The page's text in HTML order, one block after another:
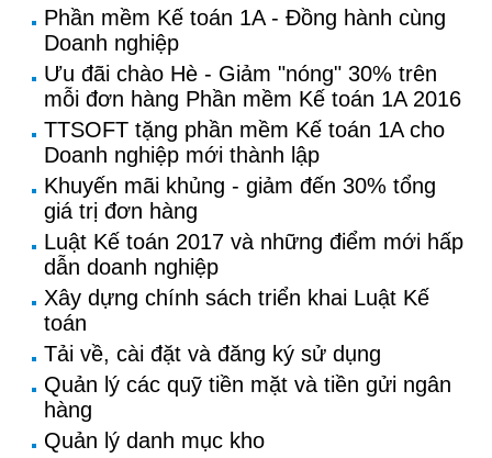
Phần mềm Kế toán 1A - Đồng hành cùng
Doanh nghiệp
Ưu đãi chào Hè - Giảm "nóng" 30% trên
mỗi đơn hàng Phần mềm Kế toán 1A 2016
TTSOFT tặng phần mềm Kế toán 1A cho
Doanh nghiệp mới thành lập
Khuyến mãi khủng - giảm đến 30% tổng
giá trị đơn hàng
Luật Kế toán 2017 và những điểm mới hấp
dẫn doanh nghiệp
Xây dựng chính sách triển khai Luật Kế
toán
Tải về, cài đặt và đăng ký sử dụng
Quản lý các quỹ tiền mặt và tiền gửi ngân
hàng
Quản lý danh mục kho